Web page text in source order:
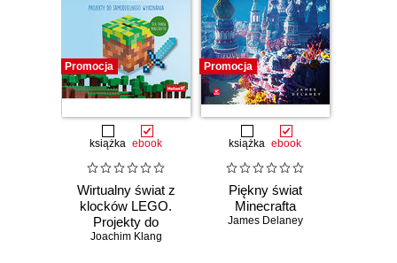
Promocja
książka ebook
Wirtualny świat z
klocków LEGO.
Projekty do
samodzielnego
Joachim Klang
Promocja
książka ebook
Piękny świat
Minecrafta
James Delaney